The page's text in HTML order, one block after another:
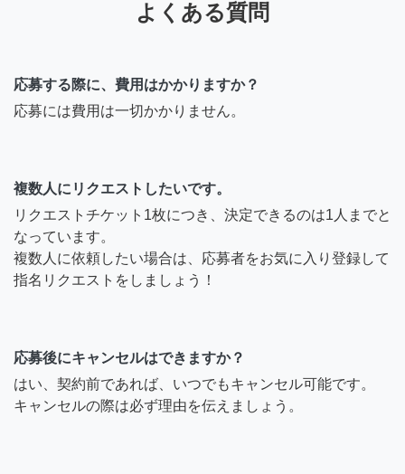
よくある質問
応募する際に、費用はかかりますか？
応募には費用は一切かかりません。
複数人にリクエストしたいです。
リクエストチケット1枚につき、決定できるのは1人までと
なっています。
複数人に依頼したい場合は、応募者をお気に入り登録して
指名リクエストをしましょう！
応募後にキャンセルはできますか？
はい、契約前であれば、いつでもキャンセル可能です。
キャンセルの際は必ず理由を伝えましょう。